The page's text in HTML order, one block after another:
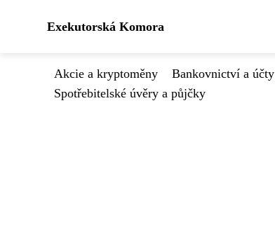
Exekutorská Komora
Akcie a kryptoměny Bankovnictví a účty
Spotřebitelské úvěry a půjčky